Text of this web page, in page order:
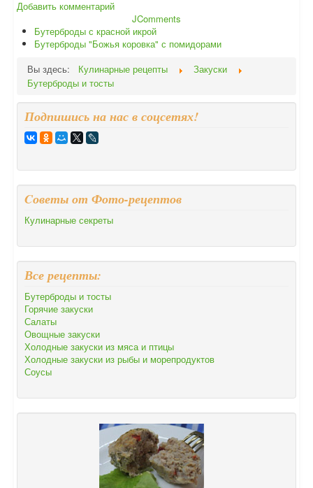
Добавить комментарий
JComments
Бутерброды с красной икрой
Бутерброды "Божья коровка" с помидорами
Вы здесь:
Кулинарные рецепты
Закуски
Бутерброды и тосты
Подпишись на нас в соцсетях!
Cоветы от Фото-рецептов
Кулинарные секреты
Все рецепты:
Бутерброды и тосты
Горячие закуски
Салаты
Овощные закуски
Холодные закуски из мяса и птицы
Холодные закуски из рыбы и морепродуктов
Соусы